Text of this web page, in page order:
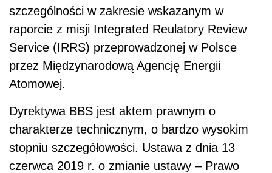
szczególności w zakresie wskazanym w
raporcie z misji Integrated Reulatory Review
Service (IRRS) przeprowadzonej w Polsce
przez Międzynarodową Agencję Energii
Atomowej.
Dyrektywa BBS jest aktem prawnym o
charakterze technicznym, o bardzo wysokim
stopniu szczegółowości. Ustawa z dnia 13
czerwca 2019 r. o zmianie ustawy – Prawo